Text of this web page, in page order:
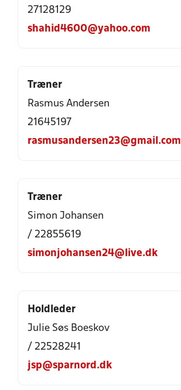
27128129
shahid4600@yahoo.com
Træner
Rasmus Andersen
21645197
rasmusandersen23@gmail.com
Træner
Simon Johansen
/ 22855619
simonjohansen24@live.dk
Holdleder
Julie Søs Boeskov
/ 22528241
jsp@sparnord.dk